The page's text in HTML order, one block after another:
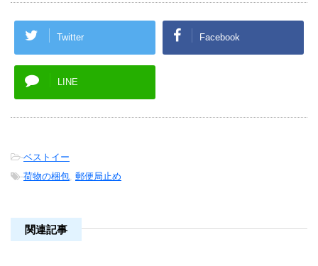
Twitter Facebook
LINE
-ベストイー
-荷物の梱包 郵便局止め
関連記事